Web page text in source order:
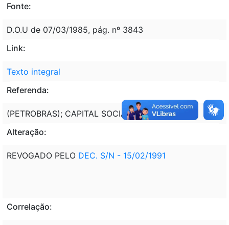
Fonte:
D.O.U de 07/03/1985, pág. nº 3843
Link:
Texto integral
Referenda:
(PETROBRAS); CAPITAL SOCIAL.
Alteração:
REVOGADO PELO DEC. S/N - 15/02/1991
Correlação: